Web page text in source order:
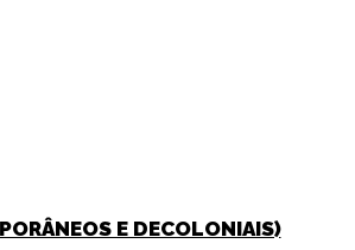
E DECOLONIAIS)